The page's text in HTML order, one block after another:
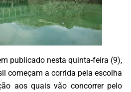
publicado nesta quinta-feira (9),
começam a corrida pela escolha
aos quais vão concorrer pelo